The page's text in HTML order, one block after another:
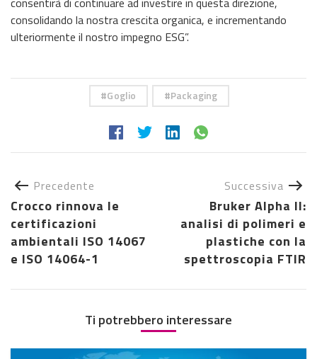
consolidando la nostra crescita organica, e incrementando
ulteriormente il nostro impegno ESG”.
Goglio Packaging
Precedente
Crocco rinnova le
certificazioni
ambientali ISO 14067
e ISO 14064-1
Successiva
Bruker Alpha II:
analisi di polimeri e
plastiche con la
spettroscopia FTIR
Ti potrebbero interessare